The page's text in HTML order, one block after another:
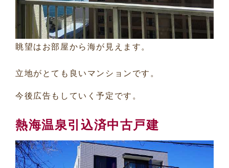
眺望はお部屋から海が見えます。
立地がとても良いマンションです。
今後広告もしていく予定です。
熱海温泉引込済中古戸建